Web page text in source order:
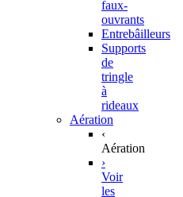
faux-
ouvrants
Entrebâilleurs
Supports
de
tringle
à
rideaux
Aération
‹
Aération
›
Voir
les